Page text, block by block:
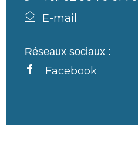
E-mail
Réseaux sociaux :
Facebook